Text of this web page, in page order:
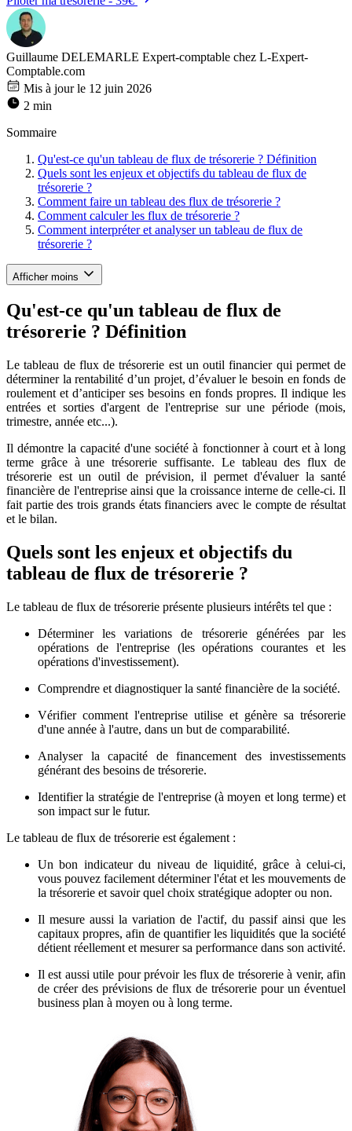
Guillaume DELEMARLE Expert-comptable chez L-Expert-
Comptable.com
Mis à jour le 12 juin 2026
2 min
Sommaire
Qu'est-ce qu'un tableau de flux de trésorerie ? Définition
Quels sont les enjeux et objectifs du tableau de flux de
trésorerie ?
Comment faire un tableau des flux de trésorerie ?
Comment calculer les flux de trésorerie ?
Comment interpréter et analyser un tableau de flux de
trésorerie ?
Afficher moins
Qu'est-ce qu'un tableau de flux de
trésorerie ? Définition
Le tableau de flux de trésorerie est un outil financier qui permet de
déterminer la rentabilité d’un projet, d’évaluer le besoin en fonds de
roulement et d’anticiper ses besoins en fonds propres. Il indique les
entrées et sorties d'argent de l'entreprise sur une période (mois,
trimestre, année etc...).
Il démontre la capacité d'une société à fonctionner à court et à long
terme grâce à une trésorerie suffisante. Le tableau des flux de
trésorerie est un outil de prévision, il permet d'évaluer la santé
financière de l'entreprise ainsi que la croissance interne de celle-ci. Il
fait partie des trois grands états financiers avec le compte de résultat
et le bilan.
Quels sont les enjeux et objectifs du
tableau de flux de trésorerie ?
Le tableau de flux de trésorerie présente plusieurs intérêts tel que :
Déterminer les variations de trésorerie générées par les
opérations de l'entreprise (les opérations courantes et les
opérations d'investissement).
Comprendre et diagnostiquer la santé financière de la société.
Vérifier comment l'entreprise utilise et génère sa trésorerie
d'une année à l'autre, dans un but de comparabilité.
Analyser la capacité de financement des investissements
générant des besoins de trésorerie.
Identifier la stratégie de l'entreprise (à moyen et long terme) et
son impact sur le futur.
Le tableau de flux de trésorerie est également :
Un bon indicateur du niveau de liquidité, grâce à celui-ci,
vous pouvez facilement déterminer l'état et les mouvements de
la trésorerie et savoir quel choix stratégique adopter ou non.
Il mesure aussi la variation de l'actif, du passif ainsi que les
capitaux propres, afin de quantifier les liquidités que la société
détient réellement et mesurer sa performance dans son activité.
Il est aussi utile pour prévoir les flux de trésorerie à venir, afin
de créer des prévisions de flux de trésorerie pour un éventuel
business plan à moyen ou à long terme.